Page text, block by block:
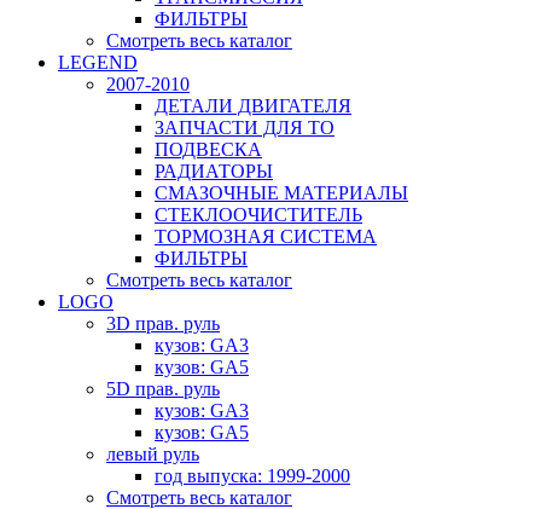
ФИЛЬТРЫ
Смотреть весь каталог
LEGEND
2007-2010
ДЕТАЛИ ДВИГАТЕЛЯ
ЗАПЧАСТИ ДЛЯ ТО
ПОДВЕСКА
РАДИАТОРЫ
СМАЗОЧНЫЕ МАТЕРИАЛЫ
СТЕКЛООЧИСТИТЕЛЬ
ТОРМОЗНАЯ СИСТЕМА
ФИЛЬТРЫ
Смотреть весь каталог
LOGO
3D прав. руль
кузов: GA3
кузов: GA5
5D прав. руль
кузов: GA3
кузов: GA5
левый руль
год выпуска: 1999-2000
Смотреть весь каталог